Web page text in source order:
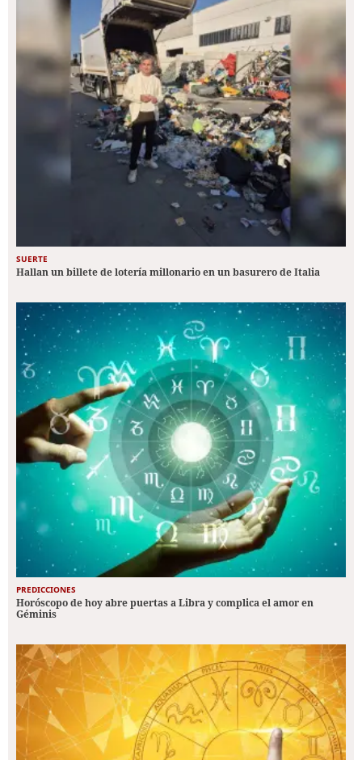
SUERTE
Hallan un billete de lotería millonario en un basurero de Italia
PREDICCIONES
Horóscopo de hoy abre puertas a Libra y complica el amor en
Géminis